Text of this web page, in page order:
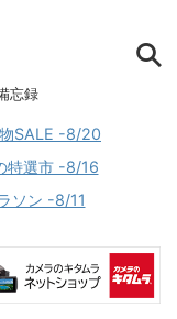
忘録
SALE -8/20
特選市 -8/16
ソン -8/11